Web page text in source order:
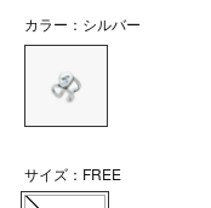
カラー：シルバー
サイズ：FREE